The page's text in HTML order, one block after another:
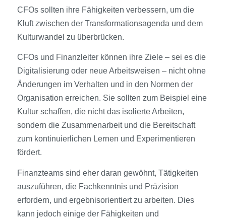
CFOs sollten ihre Fähigkeiten verbessern, um die
Kluft zwischen der Transformationsagenda und dem
Kulturwandel zu überbrücken.
CFOs und Finanzleiter können ihre Ziele – sei es die
Digitalisierung oder neue Arbeitsweisen – nicht ohne
Änderungen im Verhalten und in den Normen der
Organisation erreichen. Sie sollten zum Beispiel eine
Kultur schaffen, die nicht das isolierte Arbeiten,
sondern die Zusammenarbeit und die Bereitschaft
zum kontinuierlichen Lernen und Experimentieren
fördert.
Finanzteams sind eher daran gewöhnt, Tätigkeiten
auszuführen, die Fachkenntnis und Präzision
erfordern, und ergebnisorientiert zu arbeiten. Dies
kann jedoch einige der Fähigkeiten und